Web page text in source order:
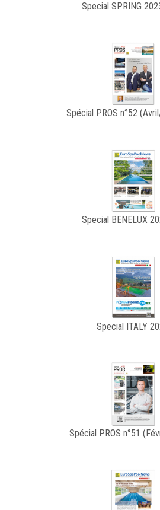
Special SPRING
Spécial PROS n°52
Special BENELUX
Special ITALY
Spécial PROS n°51